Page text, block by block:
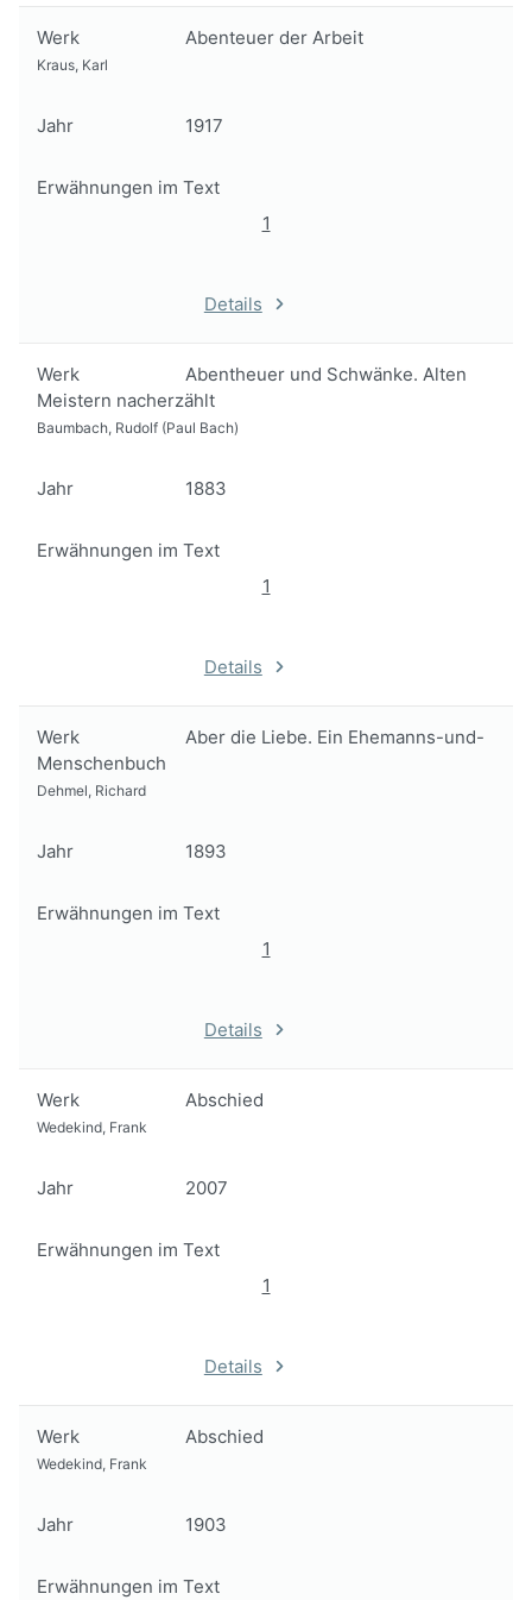
Werk Abenteuer der Arbeit
Kraus, Karl
Jahr 1917
Erwähnungen im Text
1
Details
Werk
Abentheuer und Schwänke. Alten
Meistern nacherzählt
Baumbach, Rudolf (Paul Bach)
Jahr 1883
Erwähnungen im Text
1
Details
Werk
Aber die Liebe. Ein Ehemanns-und-
Menschenbuch
Dehmel, Richard
Jahr 1893
Erwähnungen im Text
1
Details
Werk Abschied
Wedekind, Frank
Jahr 2007
Erwähnungen im Text
1
Details
Werk Abschied
Wedekind, Frank
Jahr 1903
Erwähnungen im Text